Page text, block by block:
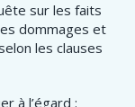
sur les faits
dommages et
les clauses
à l’égard :